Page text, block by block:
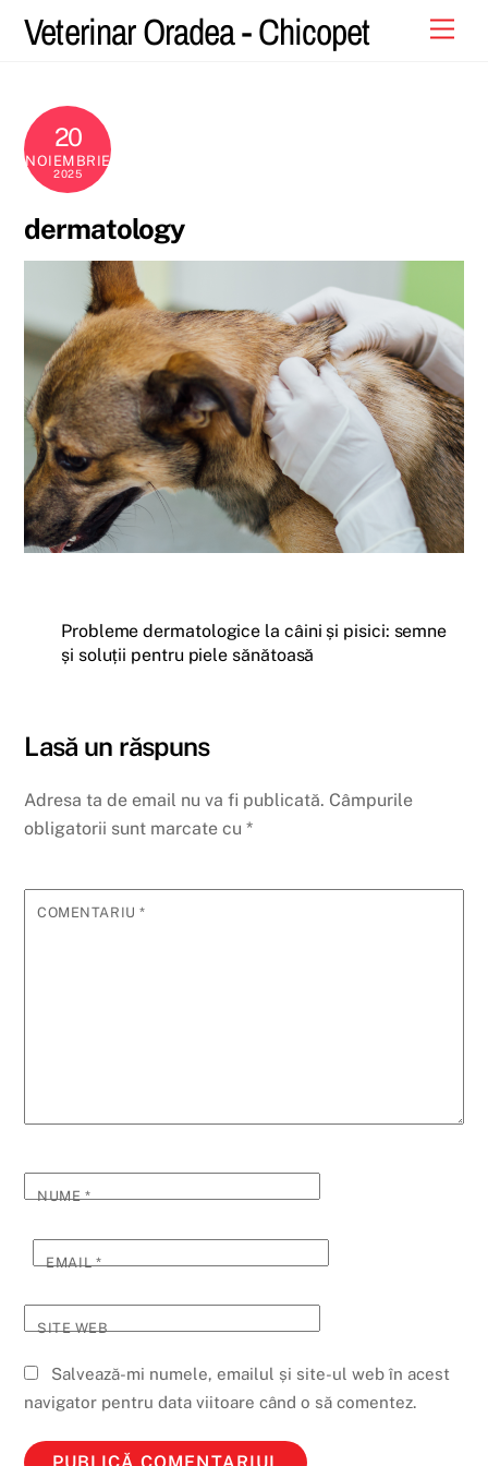
Veterinar Oradea - Chicopet
20
NOIEMBRIE
2025
dermatology
Probleme dermatologice la câini și pisici: semne
și soluții pentru piele sănătoasă
Lasă un răspuns
Adresa ta de email nu va fi publicată. Câmpurile
obligatorii sunt marcate cu*
COMENTARIU*
NUME*
EMAIL*
SITE WEB
Salvează-mi numele, emailul și site-ul web în acest
navigator pentru data viitoare când o să comentez.